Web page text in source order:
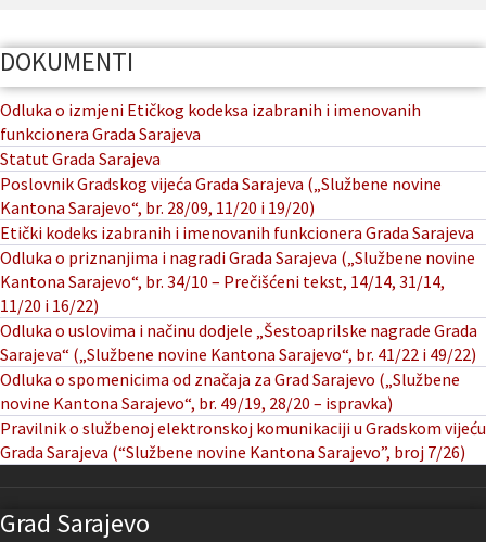
DOKUMENTI
Odluka o izmjeni Etičkog kodeksa izabranih i imenovanih
funkcionera Grada Sarajeva
Statut Grada Sarajeva
Poslovnik Gradskog vijeća Grada Sarajeva („Službene novine
Kantona Sarajevo“, br. 28/09, 11/20 i 19/20)
Etički kodeks izabranih i imenovanih funkcionera Grada Sarajeva
Odluka o priznanjima i nagradi Grada Sarajeva („Službene novine
Kantona Sarajevo“, br. 34/10 – Prečišćeni tekst, 14/14, 31/14,
11/20 i 16/22)
Odluka o uslovima i načinu dodjele „Šestoaprilske nagrade Grada
Sarajeva“ („Službene novine Kantona Sarajevo“, br. 41/22 i 49/22)
Odluka o spomenicima od značaja za Grad Sarajevo („Službene
novine Kantona Sarajevo“, br. 49/19, 28/20 – ispravka)
Pravilnik o službenoj elektronskoj komunikaciji u Gradskom vijeću
Grada Sarajeva (“Službene novine Kantona Sarajevo”, broj 7/26)
Grad Sarajevo